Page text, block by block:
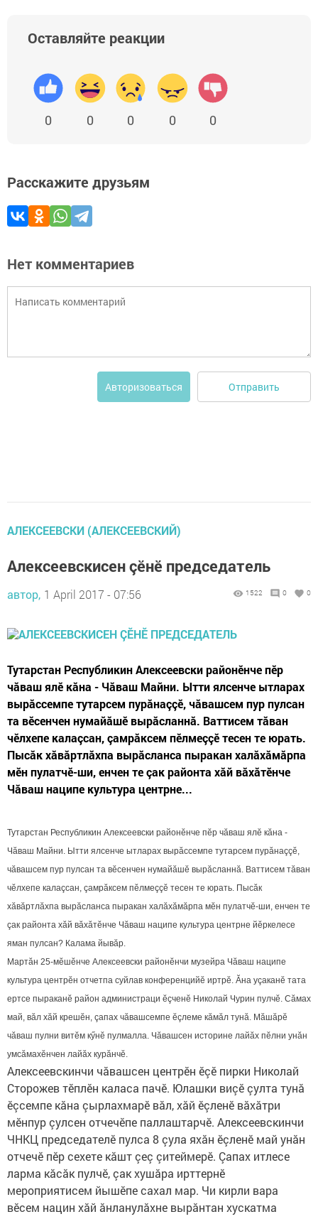
Оставляйте реакции
0 0 0 0 0
Расскажите друзьям
Нет комментариев
Авторизоваться Отправить
АЛЕКСЕЕВСКИ (АЛЕКСЕЕВСКИЙ)
Алексеевскисен çĕнĕ председатель
автор, 1 April 2017 - 07:56 1522 0 0
Тутарстан Республикин Алексеевски районӗнче пӗр
чăваш ялӗ кăна - Чăваш Майни. Ытти ялсенче ытларах
вырăссемпе тутарсем пурăнаççӗ, чăвашсем пур пулсан
та вӗсенчен нумайăшӗ вырăсланнă. Ваттисем тăван
чӗлхепе калаçсан, çамрăксем пӗлмеççӗ тесен те юрать.
Пысăк хăвăртлăхпа вырăсланса пыракан халăхăмăрпа
мӗн пулатчӗ-ши, енчен те çак районта хăй вăхăтӗнче
Чăваш наципе культура центрне...
Тутарстан Республикин Алексеевски районӗнче пӗр чăваш ялӗ кăна -
Чăваш Майни. Ытти ялсенче ытларах вырăссемпе тутарсем пурăнаççӗ,
чăвашсем пур пулсан та вӗсенчен нумайăшӗ вырăсланнă. Ваттисем тăван
чӗлхепе калаçсан, çамрăксем пӗлмеççӗ тесен те юрать. Пысăк
хăвăртлăхпа вырăсланса пыракан халăхăмăрпа мӗн пулатчӗ-ши, енчен те
çак районта хăй вăхăтӗнче Чăваш наципе культура центрне йӗркелесе
яман пулсан? Калама йывăр.
Мартăн 25-мӗшӗнче Алексеевски районӗнчи музейра Чăваш наципе
культура центрӗн отчетпа суйлав конференцийӗ иртрӗ. Ăна уçаканӗ тата
ертсе пыраканӗ район администраци ӗçченӗ Николай Чурин пулчӗ. Сăмах
май, вăл хăй крешӗн, çапах чăвашсемпе ӗçлеме кăмăл тунă. Мăшăрӗ
чăваш пулни витӗм кӳнӗ пулмалла. Чăвашсен историне лайăх пӗлни унăн
умсăмахӗнчен лайăх курăнчӗ.
Алексеевскинчи чăвашсен центрӗн ӗçӗ пирки Николай
Сторожев тӗплӗн каласа пачӗ. Юлашки виçӗ çулта тунă
ӗçсемпе кăна çырлахмарӗ вăл, хăй ӗçленӗ вăхăтри
мӗнпур çулсен отчечӗпе паллаштарчӗ. Алексеевскинчи
ЧНКЦ председателӗ пулса 8 çула яхăн ӗçленӗ май унăн
отчечӗ пӗр сехете кăшт çеç çитеймерӗ. Çапах итлесе
ларма кăсăк пулчӗ, çак хушăра ирттернӗ
мероприятисем йышӗпе сахал мар. Чи кирли вара
вӗсем нацин хăй ăнланулăхне вырăнтан хускатма